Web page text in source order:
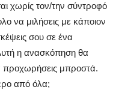
χωρίς τον/την σύντροφό
να μιλήσεις με κάποιον
σου σε ένα
η ανασκόπηση θα
προχωρήσεις μπροστά.
από όλα;